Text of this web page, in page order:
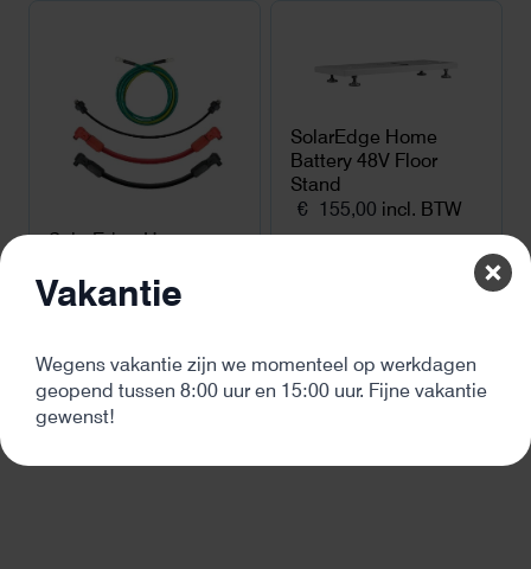
SolarEdge Home
Kabelset
€75,00 incl. BTW
SolarEdge Home
Battery 48V Floor
Stand
€ 155,00 incl. BTW
←1 23…83 8485 86878889…107108109→
Vakantie
Wegens vakantie zijn we momenteel op werkdagen
geopend tussen 8:00 uur en 15:00 uur. Fijne vakantie
gewenst!